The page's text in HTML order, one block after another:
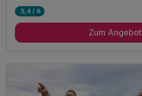
2 x reichhaltiges Frühstück vom Buffet
5,4 / 6
Zum Angebot